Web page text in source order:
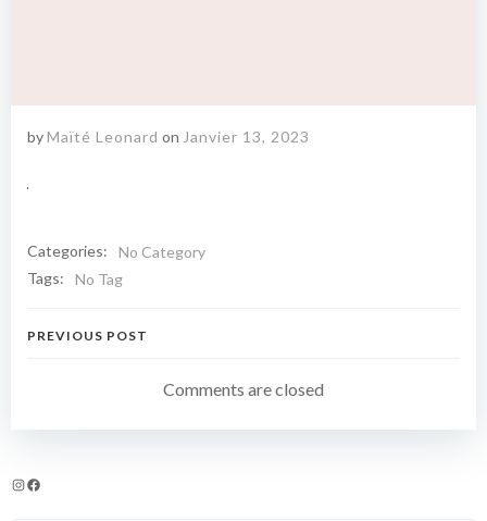
byMaïté Leonard on Janvier 13, 2023
Categories:
No Category
Tags:
No Tag
Navigation
l’article
PREVIOUS POST
Comments are closed
Instagram
Facebook